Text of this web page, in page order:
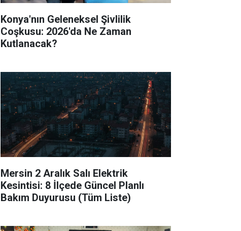
Konya'nın Geleneksel Şivlilik
Coşkusu: 2026'da Ne Zaman
Kutlanacak?
Mersin 2 Aralık Salı Elektrik
Kesintisi: 8 İlçede Güncel Planlı
Bakım Duyurusu (Tüm Liste)